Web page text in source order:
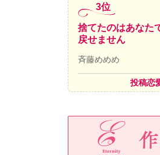
3位
捨てたのはあなた
戻せません
斉藤めめめ
投稿恋